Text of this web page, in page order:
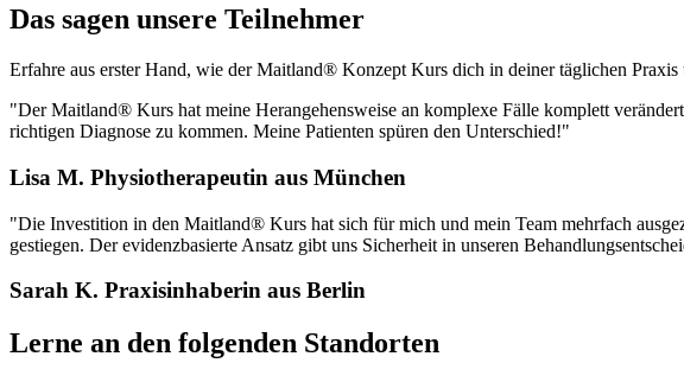
Das sagen unsere Teilnehmer
Erfahre aus erster Hand, wie der Maitland® Konzept Kurs dich in deiner täglichen
"Der Maitland® Kurs hat meine Herangehensweise an komplexe Fälle komplett
richtigen Diagnose zu kommen. Meine Patienten spüren den Unterschied!"
Lisa M. Physiotherapeutin aus München
"Die Investition in den Maitland® Kurs hat sich für mich und mein Team mehrfach
gestiegen. Der evidenzbasierte Ansatz gibt uns Sicherheit in unseren
Sarah K. Praxisinhaberin aus Berlin
Lerne an den folgenden Standorten